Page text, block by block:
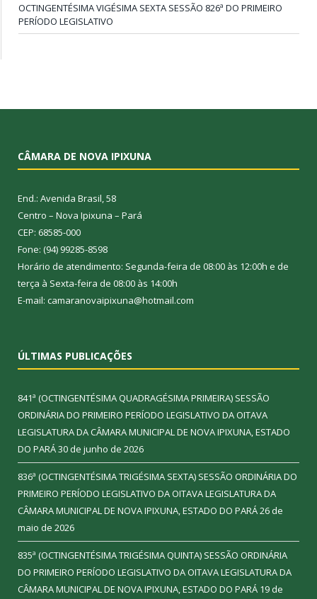
OCTINGENTÉSIMA VIGÉSIMA SEXTA SESSÃO 826ª DO PRIMEIRO
PERÍODO LEGISLATIVO
CÂMARA DE NOVA IPIXUNA
End.: Avenida Brasil, 58
Centro – Nova Ipixuna – Pará
CEP: 68585-000
Fone: (94) 99285-8598
Horário de atendimento: Segunda-feira de 08:00 às 12:00h e de
terça à Sexta-feira de 08:00 às 14:00h
E-mail: camaranovaipixuna@hotmail.com
ÚLTIMAS PUBLICAÇÕES
841ª (OCTINGENTÉSIMA QUADRAGÉSIMA PRIMEIRA) SESSÃO
ORDINÁRIA DO PRIMEIRO PERÍODO LEGISLATIVO DA OITAVA
LEGISLATURA DA CÂMARA MUNICIPAL DE NOVA IPIXUNA, ESTADO
DO PARÁ30 de junho de 2026
836ª (OCTINGENTÉSIMA TRIGÉSIMA SEXTA) SESSÃO ORDINÁRIA DO
PRIMEIRO PERÍODO LEGISLATIVO DA OITAVA LEGISLATURA DA
CÂMARA MUNICIPAL DE NOVA IPIXUNA, ESTADO DO PARÁ26 de
maio de 2026
835ª (OCTINGENTÉSIMA TRIGÉSIMA QUINTA) SESSÃO ORDINÁRIA
DO PRIMEIRO PERÍODO LEGISLATIVO DA OITAVA LEGISLATURA DA
CÂMARA MUNICIPAL DE NOVA IPIXUNA, ESTADO DO PARÁ 19 de